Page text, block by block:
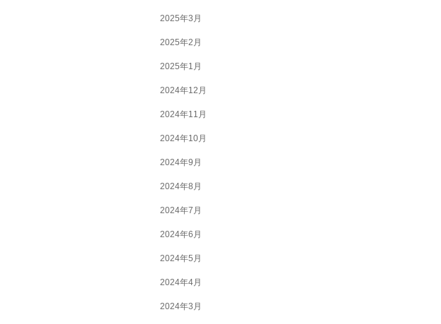
2025年3月
2025年2月
2025年1月
2024年12月
2024年11月
2024年10月
2024年9月
2024年8月
2024年7月
2024年6月
2024年5月
2024年4月
2024年3月